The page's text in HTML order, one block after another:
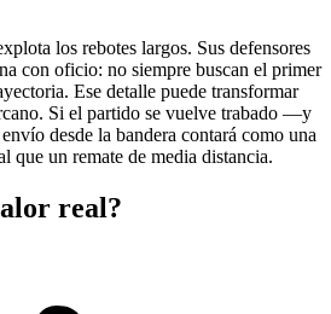
los rebotes largos. Sus defensores
con oficio: no siempre buscan el primer
Ese detalle puede transformar
Si el partido se vuelve trabado —y
desde la bandera contará como una
que un remate de media distancia.
real?